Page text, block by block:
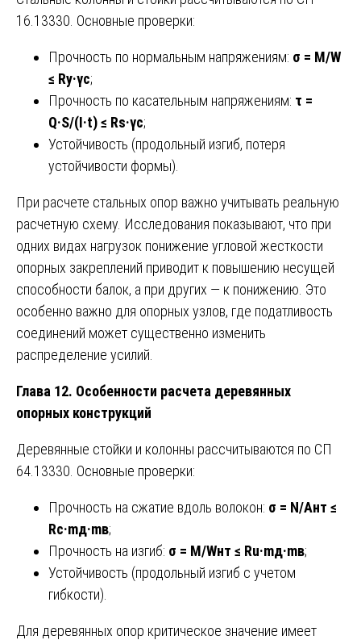
16.13330. Основные проверки:
Прочность по нормальным напряжениям: σ = M/W
≤ Ry·γc;
Прочность по касательным напряжениям: τ =
Q·S/(I·t) ≤ Rs·γc;
Устойчивость (продольный изгиб, потеря
устойчивости формы).
При расчете стальных опор важно учитывать реальную
расчетную схему. Исследования показывают, что при
одних видах нагрузок понижение угловой жесткости
опорных закреплений приводит к повышению несущей
способности балок, а при других — к понижению. Это
особенно важно для опорных узлов, где податливость
соединений может существенно изменить
распределение усилий.
Глава 12. Особенности расчета деревянных
опорных конструкций
Деревянные стойки и колонны рассчитываются по СП
64.13330. Основные проверки:
Прочность на сжатие вдоль волокон: σ = N/Aнт ≤
Rc·mд·mв;
Прочность на изгиб: σ = M/Wнт ≤ Ru·mд·mв;
Устойчивость (продольный изгиб с учетом
гибкости).
Для деревянных опор критическое значение имеет